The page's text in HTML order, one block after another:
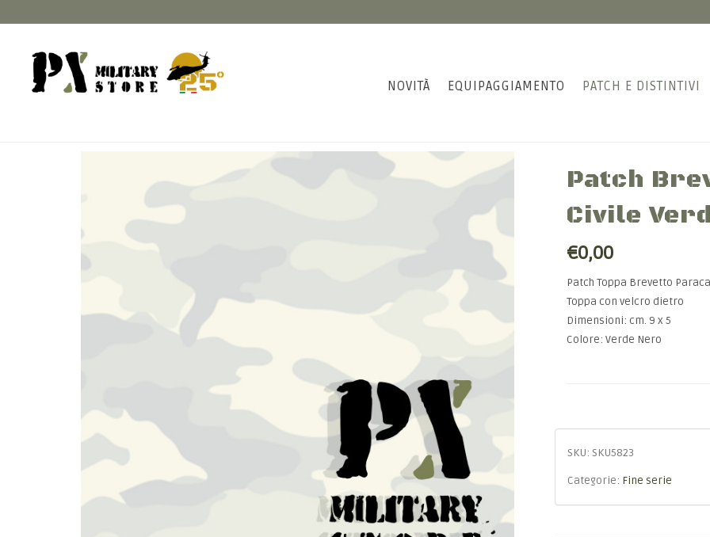
NOVITÀ EQUIPAGGIAMENTO PATCH E DISTINTIVI
Patch
Civile
€0,00
Patch Toppa Brevetto
Toppa con velcro dietro
Dimensioni: cm. 9 x 5
Colore: Verde Nero
SKU: SKU5823
Categorie: Fine serie